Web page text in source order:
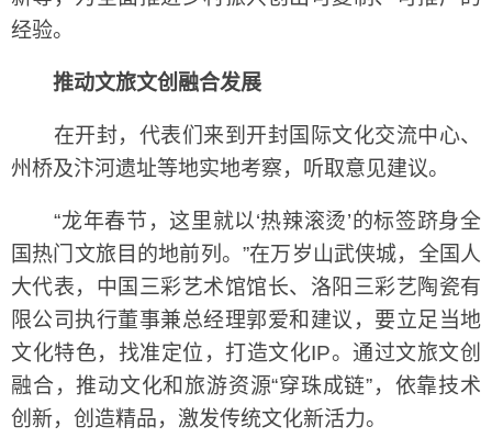
经验。
推动文旅文创融合发展
在开封，代表们来到开封国际文化交流中心、
州桥及汴河遗址等地实地考察，听取意见建议。
“龙年春节，这里就以‘热辣滚烫’的标签跻身全
国热门文旅目的地前列。”在万岁山武侠城，全国人
大代表，中国三彩艺术馆馆长、洛阳三彩艺陶瓷有
限公司执行董事兼总经理郭爱和建议，要立足当地
文化特色，找准定位，打造文化IP。通过文旅文创
融合，推动文化和旅游资源“穿珠成链”，依靠技术
创新，创造精品，激发传统文化新活力。